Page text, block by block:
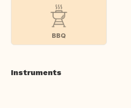
BBQ
Instruments